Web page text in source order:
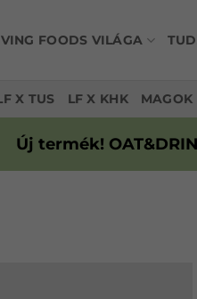
FOODS VILÁGA
X TUS LF X KHK MAGOK
Új termék!